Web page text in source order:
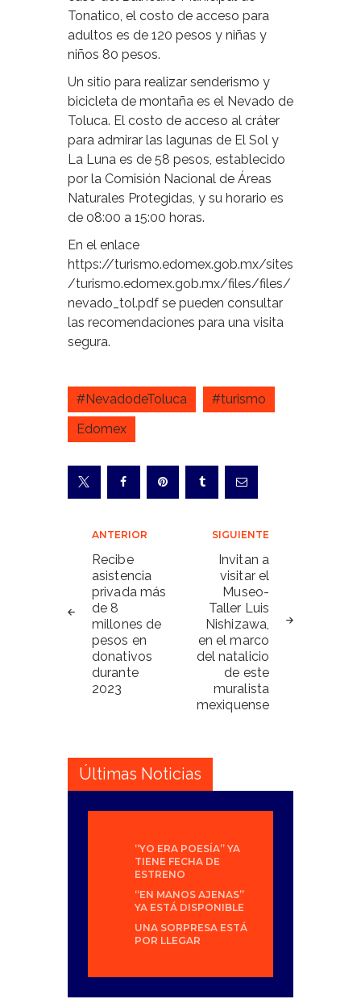
Tonatico, el costo de acceso para
adultos es de 120 pesos y niñas y
niños 80 pesos.
Un sitio para realizar senderismo y
bicicleta de montaña es el Nevado de
Toluca. El costo de acceso al cráter
para admirar las lagunas de El Sol y
La Luna es de 58 pesos, establecido
por la Comisión Nacional de Áreas
Naturales Protegidas, y su horario es
de 08:00 a 15:00 horas.
En el enlace
https://turismo.edomex.gob.mx/sites
/turismo.edomex.gob.mx/files/files/
nevado_tol.pdf se pueden consultar
las recomendaciones para una visita
segura.
#NevadodeToluca
#turismo
Edomex
Navegación
de
entradas
ANTERIOR
Recibe
asistencia
privada más
de 8
millones de
pesos en
donativos
durante
2023
SIGUIENTE
Invitan a
visitar el
Museo-
Taller Luis
Nishizawa,
en el marco
del natalicio
de este
muralista
mexiquense
Últimas Noticias
“YO ERA POESÍA” YA
TIENE FECHA DE
ESTRENO
“EN MANOS AJENAS”
YA ESTÁ DISPONIBLE
UNA SORPRESA ESTÁ
POR LLEGAR